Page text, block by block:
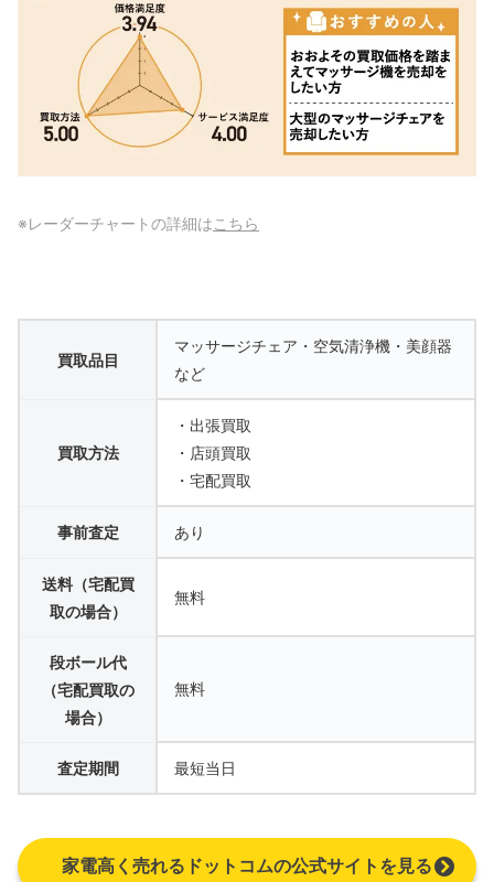
※レーダーチャートの詳細は こちら
買取品目
マッサージチェア・空気清浄機・美顔器
など
買取方法
・出張買取
・店頭買取
・宅配買取
事前査定 あり
送料（宅配買
取の場合）
無料
段ボール代
（宅配買取の
場合）
無料
査定期間 最短当日
家電高く売れるドットコムの公式サイトを見る